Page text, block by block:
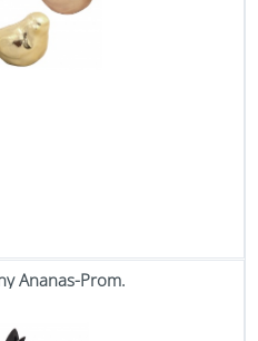
Ananas-Prom.